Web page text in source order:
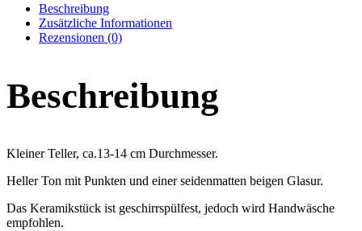
Beschreibung
Zusätzliche Informationen
Rezensionen (0)
Beschreibung
Kleiner Teller, ca.13-14 cm Durchmesser.
Heller Ton mit Punkten und einer seidenmatten beigen Glasur.
Das Keramikstück ist geschirrspülfest, jedoch wird Handwäsche
empfohlen.